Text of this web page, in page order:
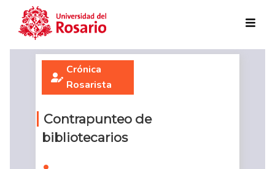
Skip to main content
Crónica
Rosarista
Contrapunteo de
bibliotecarios